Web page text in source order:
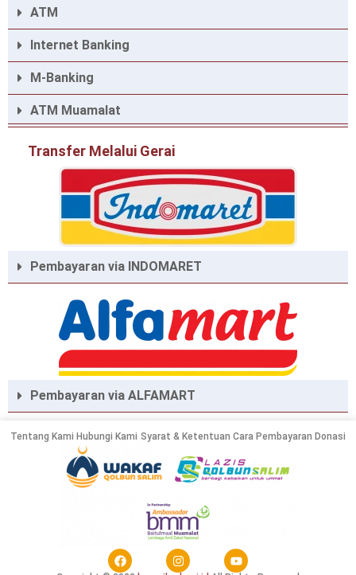
ATM
Internet Banking
M-Banking
ATM Muamalat
Transfer Melalui Gerai
Pembayaran via INDOMARET
Pembayaran via ALFAMART
Tentang Kami Hubungi Kami Syarat & Ketentuan Cara Pembayaran Donasi